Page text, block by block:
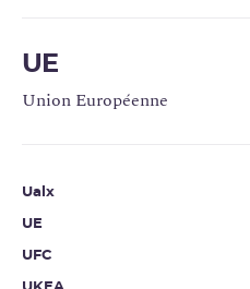
UE
Union Européenne
Ualx
UE
UFC